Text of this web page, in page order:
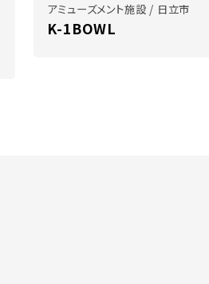
アミューズメント施設 / 日立市
K-1BOWL